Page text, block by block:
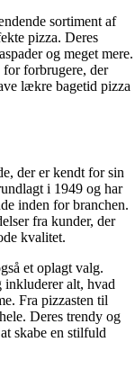
sortiment af
pizza. Deres
og meget mere.
for forbrugere, der
lækre bagetid pizza
der er kendt for sin
i 1949 og har
inden for branchen.
fra kunder, der
kvalitet.
et oplagt valg.
inkluderer alt, hvad
Fra pizzasten til
Deres trendy og
skabe en stilfuld